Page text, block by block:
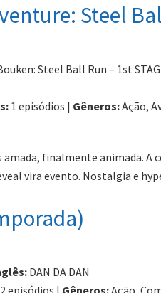
Steel
Steel Ball Run – 1st
1 episódios | Gêneros:Ação,
finalmente animada. A
vira evento. Nostalgia e
DAN DA DAN